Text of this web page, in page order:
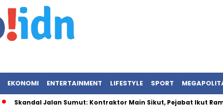
EKONOMI ENTERTAINMENT LIFESTYLE SPORT
Skandal Jalan Sumut: Kontraktor Main Sikut, Pejabat Ikut